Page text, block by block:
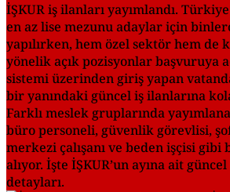
İŞKUR iş ilanları yayımlandı.
en az lise mezunu adaylar için
yapılırken, hem özel sektör hem de
yönelik açık pozisyonlar başvuruya
sistemi üzerinden giriş yapan
bir yanındaki güncel iş ilanlarına
Farklı meslek gruplarında
büro personeli, güvenlik görevlisi,
merkezi çalışanı ve beden işçisi
alıyor. İşte İŞKUR’un ayına ait
detayları.